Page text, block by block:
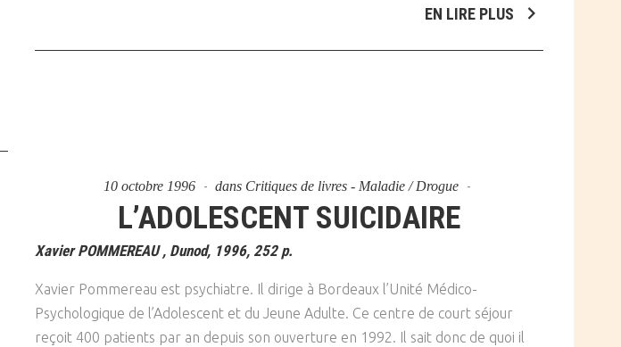
EN LIRE PLUS
10 octobre 1996 dans Critiques de livres - Maladie / Drogue
L’ADOLESCENT SUICIDAIRE
Xavier POMMEREAU , Dunod, 1996, 252 p.
Xavier Pommereau est psychiatre. Il dirige à Bordeaux l’Unité Médico-
Psychologique de l’Adolescent et du Jeune Adulte. Ce centre de court séjour
reçoit 400 patients par an depuis son ouverture en 1992. Il sait donc de quoi il